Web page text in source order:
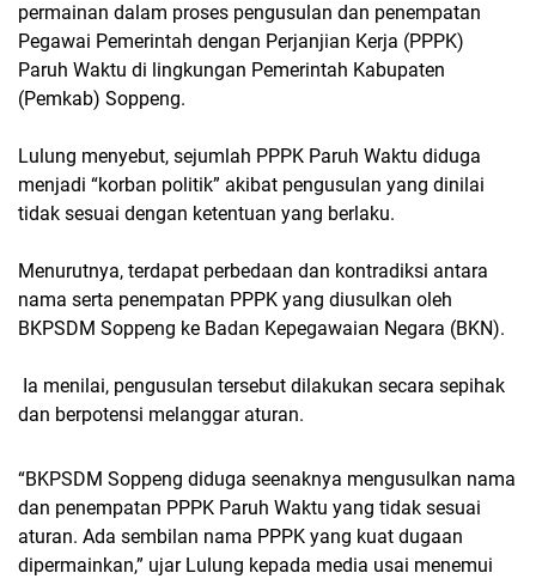
permainan dalam proses pengusulan dan penempatan
Pegawai Pemerintah dengan Perjanjian Kerja (PPPK)
Paruh Waktu di lingkungan Pemerintah Kabupaten
(Pemkab) Soppeng.
Lulung menyebut, sejumlah PPPK Paruh Waktu diduga
menjadi “korban politik” akibat pengusulan yang dinilai
tidak sesuai dengan ketentuan yang berlaku.
Menurutnya, terdapat perbedaan dan kontradiksi antara
nama serta penempatan PPPK yang diusulkan oleh
BKPSDM Soppeng ke Badan Kepegawaian Negara (BKN).
Ia menilai, pengusulan tersebut dilakukan secara sepihak
dan berpotensi melanggar aturan.
“BKPSDM Soppeng diduga seenaknya mengusulkan nama
dan penempatan PPPK Paruh Waktu yang tidak sesuai
aturan. Ada sembilan nama PPPK yang kuat dugaan
dipermainkan,” ujar Lulung kepada media usai menemui